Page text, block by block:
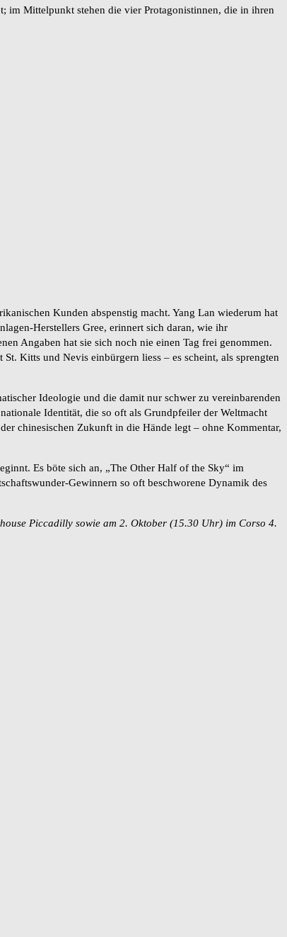
im Mittelpunkt stehen die vier Protagonistinnen, die in ihren
Kunden abspenstig macht. Yang Lan wiederum hat
Herstellers Gree, erinnert sich daran, wie ihr
Angaben hat sie sich noch nie einen Tag frei genommen.
Kitts und Nevis einbürgern liess – es scheint, als sprengten
Ideologie und die damit nur schwer zu vereinbarenden
Identität, die so oft als Grundpfeiler der Weltmacht
chinesischen Zukunft in die Hände legt – ohne Kommentar,
Es böte sich an, „The Other Half of the Sky“ im
Gewinnern so oft beschworene Dynamik des
Piccadilly sowie am 2. Oktober (15.30 Uhr) im Corso 4.